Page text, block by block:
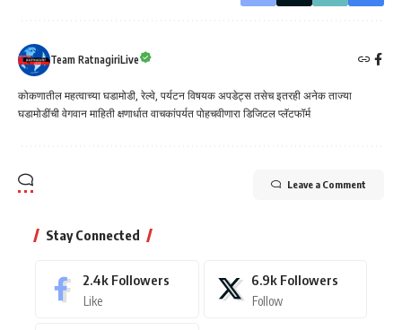
Team RatnagiriLive
कोकणातील महत्वाच्या घडामोडी, रेल्वे, पर्यटन विषयक अपडेट्स तसेच इतरही अनेक ताज्या
घडामोडींची वेगवान माहिती क्षणार्धात वाचकांपर्यत पोहचवीणारा डिजिटल प्लॅटफॉर्म
Leave a Comment
Stay Connected
2.4k Followers
Like
6.9k Followers
Follow